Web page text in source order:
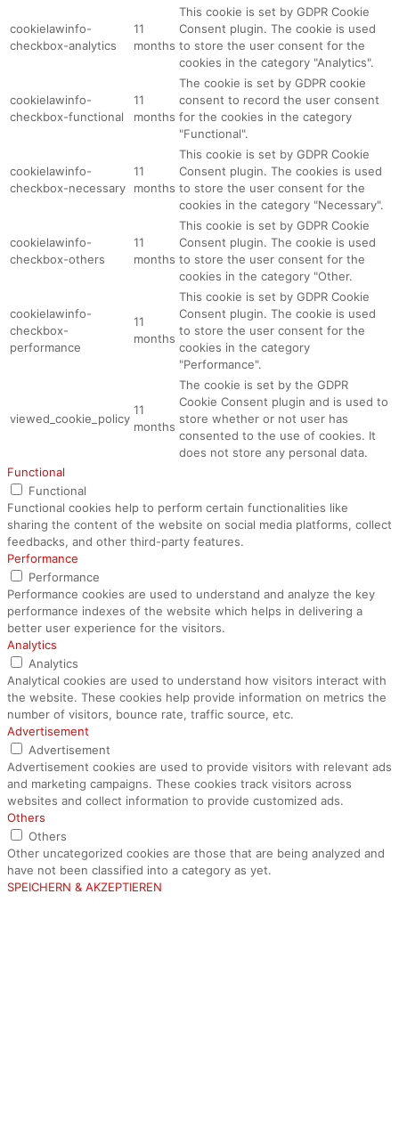
cookielawinfo-
checkbox-analytics
11
months
This cookie is set by GDPR Cookie
Consent plugin. The cookie is used
to store the user consent for the
cookies in the category "Analytics".
cookielawinfo-
checkbox-functional
11
months
The cookie is set by GDPR cookie
consent to record the user consent
for the cookies in the category
"Functional".
cookielawinfo-
checkbox-necessary
11
months
This cookie is set by GDPR Cookie
Consent plugin. The cookies is used
to store the user consent for the
cookies in the category "Necessary".
cookielawinfo-
checkbox-others
11
months
This cookie is set by GDPR Cookie
Consent plugin. The cookie is used
to store the user consent for the
cookies in the category "Other.
cookielawinfo-
checkbox-
performance
11
months
This cookie is set by GDPR Cookie
Consent plugin. The cookie is used
to store the user consent for the
cookies in the category
"Performance".
viewed_cookie_policy
11
months
The cookie is set by the GDPR
Cookie Consent plugin and is used to
store whether or not user has
consented to the use of cookies. It
does not store any personal data.
Functional
Functional
Functional cookies help to perform certain functionalities like
sharing the content of the website on social media platforms, collect
feedbacks, and other third-party features.
Performance
Performance
Performance cookies are used to understand and analyze the key
performance indexes of the website which helps in delivering a
better user experience for the visitors.
Analytics
Analytics
Analytical cookies are used to understand how visitors interact with
the website. These cookies help provide information on metrics the
number of visitors, bounce rate, traffic source, etc.
Advertisement
Advertisement
Advertisement cookies are used to provide visitors with relevant ads
and marketing campaigns. These cookies track visitors across
websites and collect information to provide customized ads.
Others
Others
Other uncategorized cookies are those that are being analyzed and
have not been classified into a category as yet.
SPEICHERN & AKZEPTIEREN